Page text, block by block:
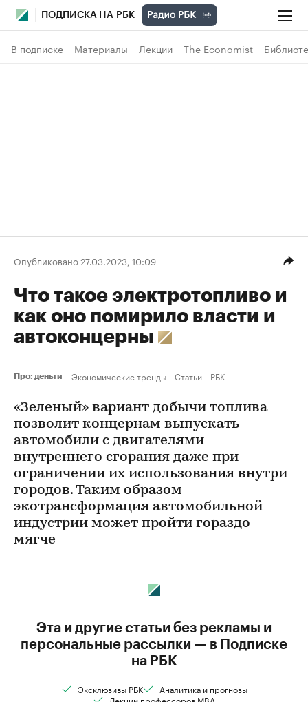
ПОДПИСКА НА РБК
В подписке Материалы Лекции The Economist
Опубликовано 27.03.2023, 10:09
Что такое электротопливо и
как оно помирило власти и
автоконцерны
Про: деньги Экономические тренды Статьи РБК
«Зеленый» вариант добычи топлива
позволит концернам выпускать
автомобили с двигателями
внутреннего сгорания даже при
ограничении их использования внутри
городов. Таким образом
экотрансформация автомобильной
индустрии может пройти гораздо
мягче
Эта и другие статьи без рекламы и
персональные рассылки — в Подписке
на РБК
Эксклюзивы РБК
Аналитика и прогнозы